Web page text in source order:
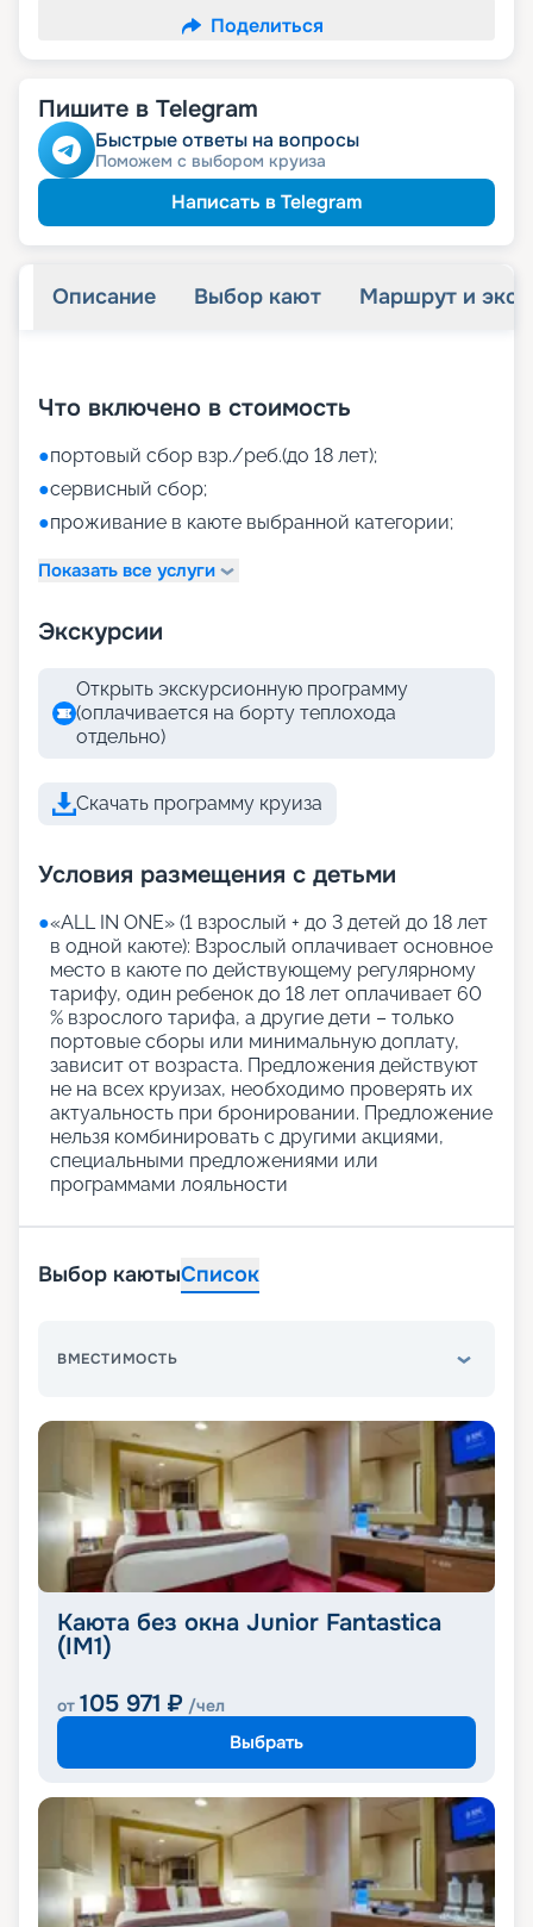
Поделиться
Пишите в Telegram
Быстрые ответы на вопросы
Поможем с выбором круиза
Написать в Telegram
Описание Выбор кают Маршрут и
Что включено в стоимость
●портовый сбор взр./реб.(до 18 лет);
●сервисный сбор;
●проживание в каюте выбранной категории;
Показать все услуги
Экскурсии
Открыть экскурсионную программу
(оплачивается на борту теплохода
отдельно)
Скачать программу круиза
Условия размещения с детьми
●«АLL IN ONE» (1 взрослый + до 3 детей до 18 лет
в одной каюте): Взрослый оплачивает основное
место в каюте по действующему регулярному
тарифу, один ребенок до 18 лет оплачивает 60
% взрослого тарифа, а другие дети – только
портовые сборы или минимальную доплату,
зависит от возраста. Предложения действуют
не на всех круизах, необходимо проверять их
актуальность при бронировании. Предложение
нельзя комбинировать с другими акциями,
специальными предложениями или
программами лояльности
Выбор каютыСписок
ВМЕСТИМОСТЬ
Каюта без окна Junior Fantastica
(IM1)
от 105 971 ₽ /чел
Выбрать